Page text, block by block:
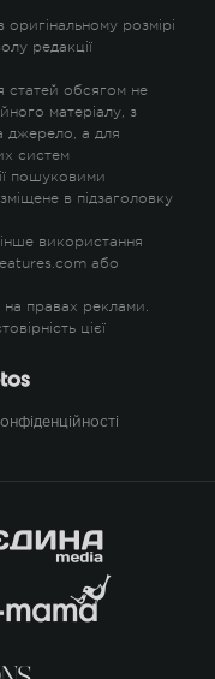
розмірі
редакції
статей обсягом не
матеріалу, з
джерело, а для
систем
пошуковими
в підзаголовку
використання
або
на правах реклами.
цієї